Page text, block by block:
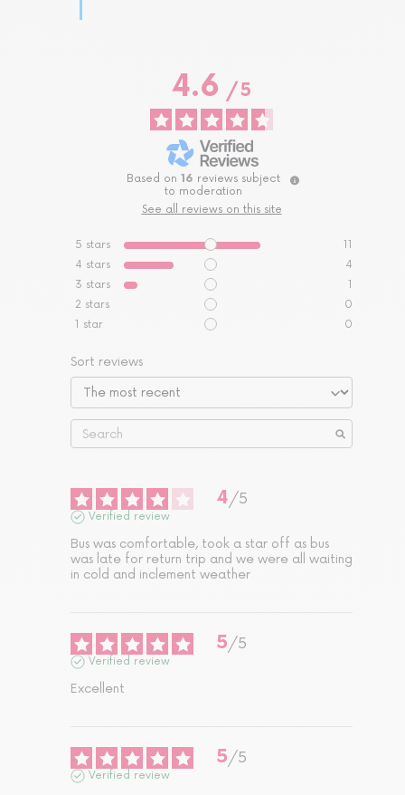
4.6/ 5
Based on 16 reviews subject
to moderation
See all reviews on this site
5 stars
11
4 stars
4
3 stars
1
2 stars
0
1 star 0
Sort reviews
4/5
Verified review
Bus was comfortable, took a star off as bus
was late for return trip and we were all waiting
in cold and inclement weather
5/5
Verified review
Excellent
5/5
Verified review